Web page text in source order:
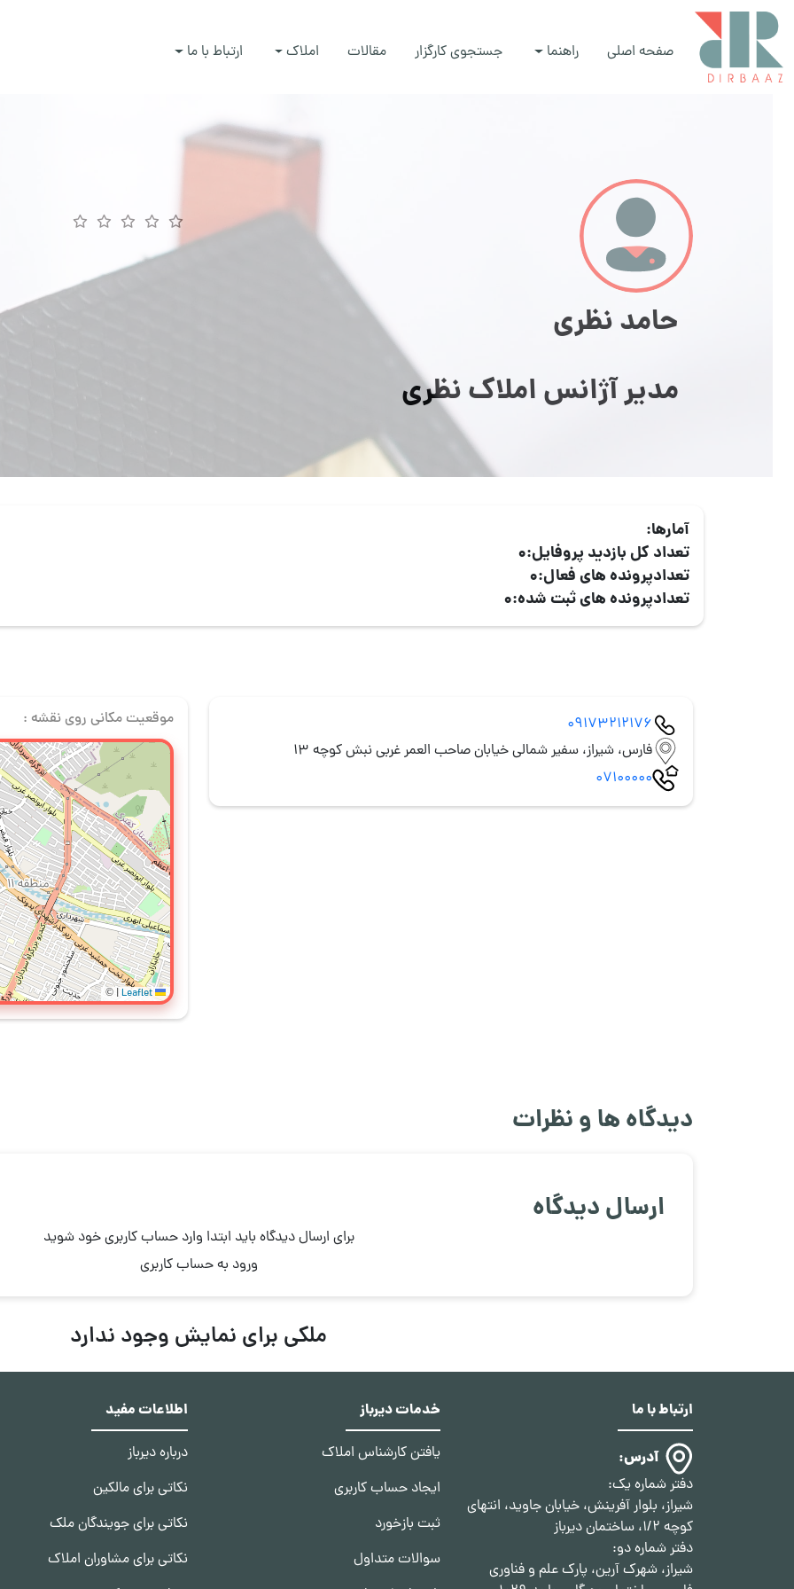
صفحه اصلی راهنما جستجوی کارگزار مقالات املاک ارتباط با ما
حامد نظری
مدیر آژانس املاک نظری
آمارها:
تعداد کل بازدید پروفایل:0
تعدادپرونده های فعال:0
تعدادپرونده های ثبت شده:0
09173212176
فارس، شیراز، سفیر شمالی خیابان صاحب العمر غربی نبش کوچه 13
07100000
موقعیت مکانی روی نقشه :
Leaflet
|
©
دیدگاه ها و نظرات
ارسال دیدگاه
برای ارسال دیدگاه باید ابتدا وارد حساب کاربری خود شوید
ورود به حساب کاربری
ملکی برای نمایش وجود ندارد
ارتباط با ما
آدرس:
دفتر شماره یک:
شیراز، بلوار آفرینش، خیابان جاوید، انتهای
کوچه 1/2، ساختمان دیرباز
دفتر شماره دو:
شیراز، شهرک آرین، پارک علم و فناوری
خدمات دیرباز
یافتن کارشناس املاک
ایجاد حساب کاربری
ثبت بازخورد
سوالات متداول
اطلاعات مفید
درباره دیرباز
نکاتی برای مالکین
نکاتی برای جویندگان ملک
نکاتی برای مشاوران املاک